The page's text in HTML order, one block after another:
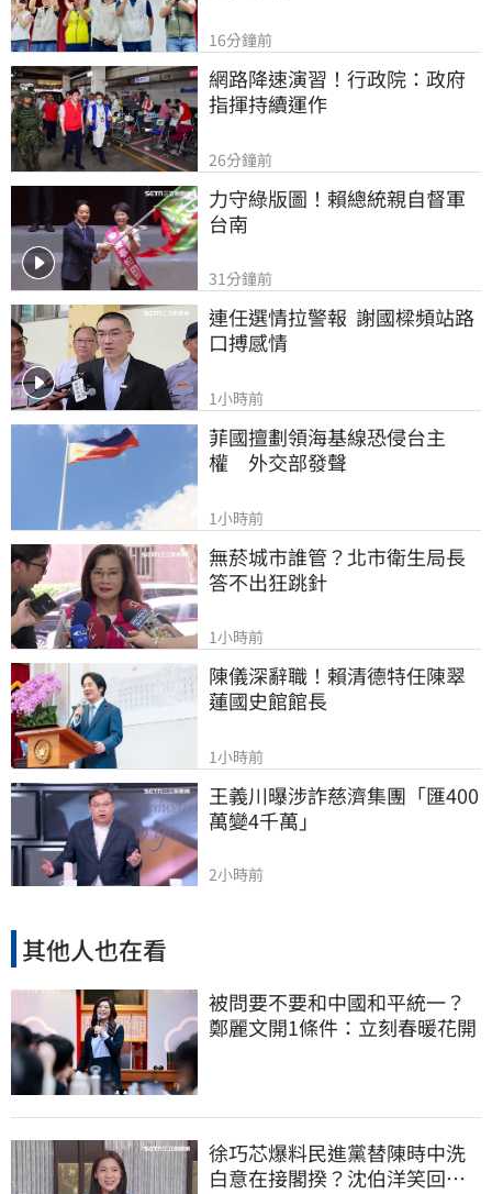
16分鐘前
網路降速演習！行政院：政府
指揮持續運作
26分鐘前
力守綠版圖！賴總統親自督軍
台南
31分鐘前
連任選情拉警報  謝國樑頻站路
口搏感情
1小時前
菲國擅劃領海基線恐侵台主
權　外交部發聲
1小時前
無菸城市誰管？北市衛生局長
答不出狂跳針
1小時前
陳儀深辭職！賴清德特任陳翠
蓮國史館館長
1小時前
王義川曝涉詐慈濟集團「匯400
萬變4千萬」
2小時前
其他人也在看
被問要不要和中國和平統一？
鄭麗文開1條件：立刻春暖花開
徐巧芯爆料民進黨替陳時中洗
白意在接閣揆？沈伯洋笑回：